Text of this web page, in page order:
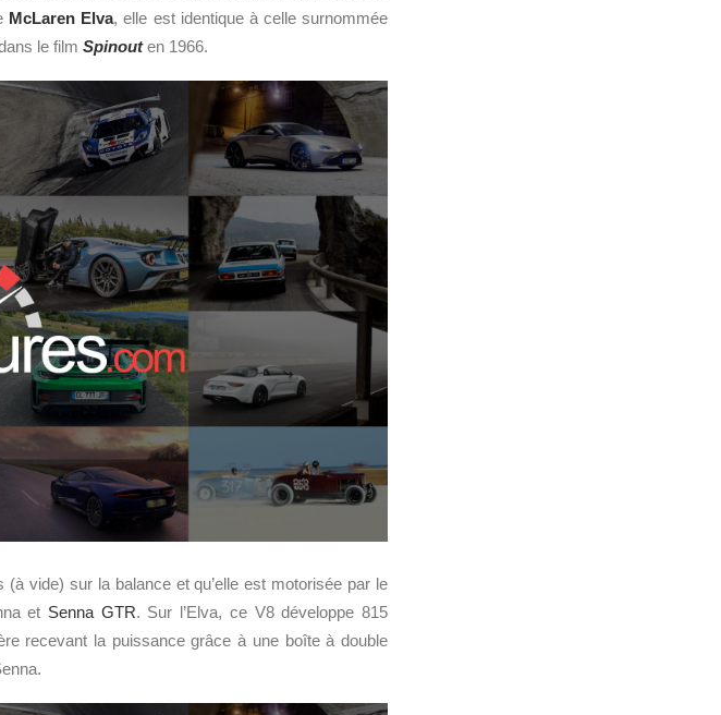
McLaren Elva, elle est identique à celle surnommée
le film Spinouten 1966.
(à vide) sur la balance et qu’elle est motorisée par le
et Senna GTR. Sur l’Elva, ce V8 développe 815
recevant la puissance grâce à une boîte à double